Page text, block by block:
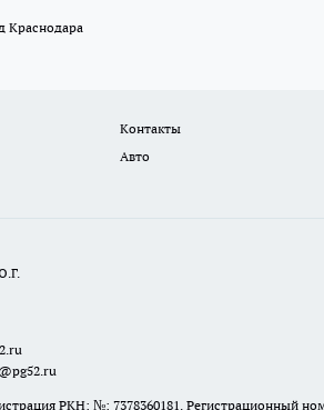
Краснодара
Контакты
Авто
РКН: №: 7378360181. Регистрационный